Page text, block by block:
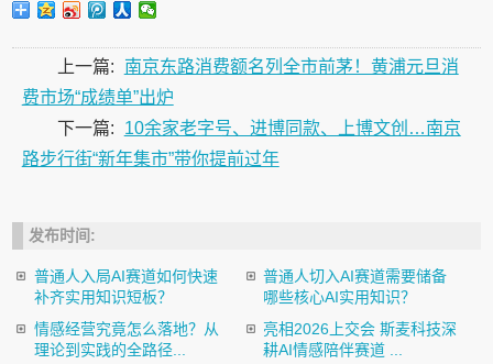
上一篇:
南京东路消费额名列全市前茅！黄浦元旦消
费市场“成绩单”出炉
下一篇:
10余家老字号、进博同款、上博文创…南京
路步行街“新年集市”带你提前过年
发布时间:
普通人入局AI赛道如何快速
补齐实用知识短板？
普通人切入AI赛道需要储备
哪些核心AI实用知识？
情感经营究竟怎么落地？从
理论到实践的全路径...
亮相2026上交会 斯麦科技深
耕AI情感陪伴赛道 ...